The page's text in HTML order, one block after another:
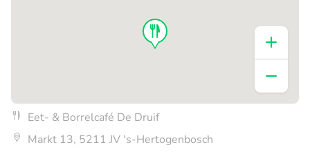
Eet- & Borrelcafé De Druif
Markt 13, 5211 JV 's-Hertogenbosch